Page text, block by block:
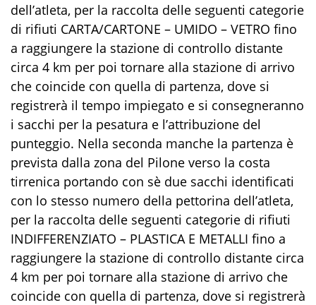
dell’atleta, per la raccolta delle seguenti categorie
di rifiuti CARTA/CARTONE – UMIDO – VETRO fino
a raggiungere la stazione di controllo distante
circa 4 km per poi tornare alla stazione di arrivo
che coincide con quella di partenza, dove si
registrerà il tempo impiegato e si consegneranno
i sacchi per la pesatura e l’attribuzione del
punteggio. Nella seconda manche la partenza è
prevista dalla zona del Pilone verso la costa
tirrenica portando con sè due sacchi identificati
con lo stesso numero della pettorina dell’atleta,
per la raccolta delle seguenti categorie di rifiuti
INDIFFERENZIATO – PLASTICA E METALLI fino a
raggiungere la stazione di controllo distante circa
4 km per poi tornare alla stazione di arrivo che
coincide con quella di partenza, dove si registrerà